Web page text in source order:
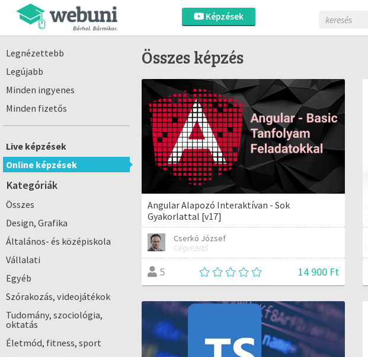
Képzések
Legnézettebb
Legújabb
Minden ingyenes
Minden fizetős
Live képzések
Online képzések
Kategóriák
Összes
Design, Grafika
Általános- és középiskola
Vállalati
Egyéb
Szórakozás, videojátékok
Tudomány, szociológia,
oktatás
Életmód, fitness, sport
Összes képzés
Angular Alapozó Interaktívan - Sok
Gyakorlattal [v17]
Cserkó József
Cégvezető
5 14 900 Ft